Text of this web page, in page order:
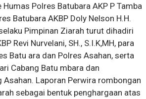
Polres Batubara AKP P Tamba
Batubara AKBP Doly Nelson H.H.
Pimpinan Ziarah turut dihadiri
Revi Nurvelani, SH., S.I.K,MH, para
Batu ara dan Polres Asahan, serta
Cabang Batu mbara dan
Asahan. Laporan Perwira rombongan
sebagai bentuk penghargaan atas